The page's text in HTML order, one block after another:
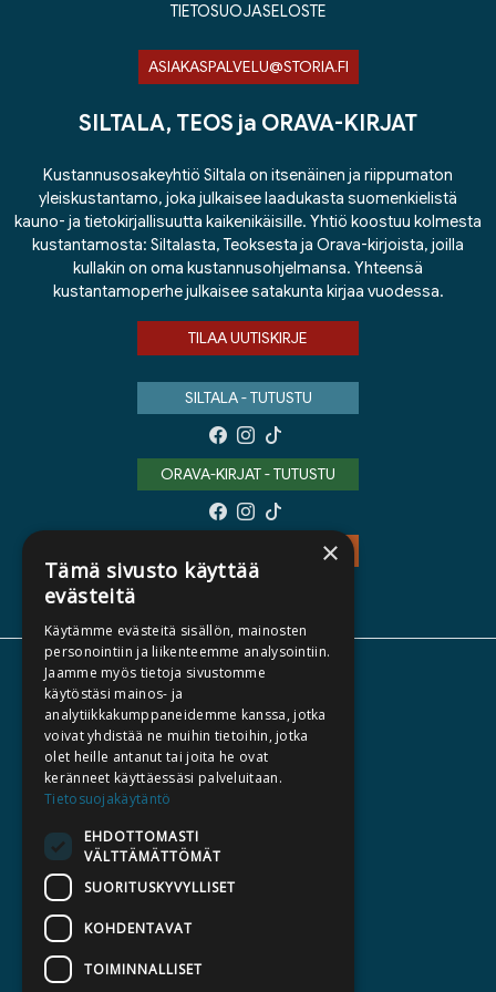
TIETOSUOJASELOSTE
ASIAKASPALVELU@STORIA.FI
SILTALA, TEOS ja ORAVA-KIRJAT
Kustannusosakeyhtiö Siltala on itsenäinen ja riippumaton
yleiskustantamo, joka julkaisee laadukasta suomenkielistä
kauno- ja tietokirjallisuutta kaikenikäisille. Yhtiö koostuu kolmesta
kustantamosta: Siltalasta, Teoksesta ja Orava-kirjoista, joilla
kullakin on oma kustannusohjelmansa. Yhteensä
kustantamoperhe julkaisee satakunta kirjaa vuodessa.
TILAA UUTISKIRJE
SILTALA - TUTUSTU
ORAVA-KIRJAT - TUTUSTU
TIETOA MEISTÄ
TEKIJÄT
KATALOGIT
AJANKOHTAISTA
HALUATKO KIRJAILIJAKSI
KIRJA TILAUSTYÖNÄ
MEDIALLE
LASKUTUSOSOITTEET
×
Tämä sivusto käyttää
evästeitä
Käytämme evästeitä sisällön, mainosten
personointiin ja liikenteemme analysointiin.
Jaamme myös tietoja sivustomme
käytöstäsi mainos- ja
analytiikkakumppaneidemme kanssa, jotka
voivat yhdistää ne muihin tietoihin, jotka
olet heille antanut tai joita he ovat
keränneet käyttäessäsi palveluitaan.
Tietosuojakäytäntö
EHDOTTOMASTI
VÄLTTÄMÄTTÖMÄT
SUORITUSKYVYLLISET
KOHDENTAVAT
TOIMINNALLISET